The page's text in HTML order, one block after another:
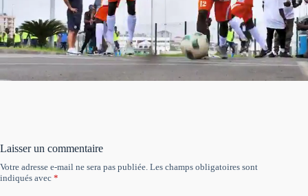
Laisser un commentaire
Votre adresse e-mail ne sera pas publiée. Les champs obligatoires sont
indiqués avec *